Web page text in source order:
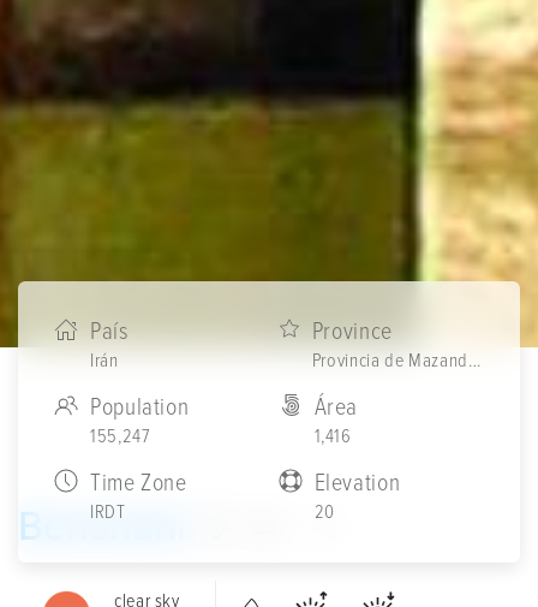
País
Irán
Province
Provincia de Mazandaran
Population
155,247
Área
1,416
Time Zone
IRDT
Elevation
20
Behshahr
clear sky